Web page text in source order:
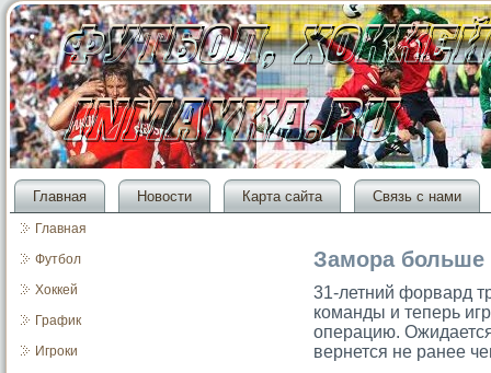
Главная Новости Карта сайта Связь с нами
Главная
Футбол
Хоккей
График
Игроки
Замора больше
31-летний форвард
команды и теперь
операцию.
вернется не ранее